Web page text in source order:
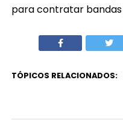
para contratar bandas
TÓPICOS RELACIONADOS: